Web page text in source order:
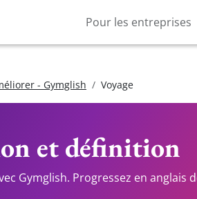
Pour les entreprises
- Gymglish Voyage
et définition
Gymglish. Progressez en anglais